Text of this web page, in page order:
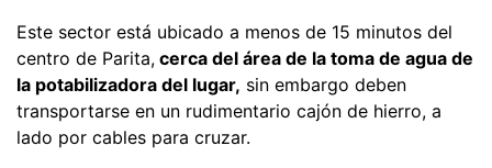
Este sector está ubicado a menos de 15 minutos del
centro de Parita, cerca del área de la toma de agua de
la potabilizadora del lugar, sin embargo deben
transportarse en un rudimentario cajón de hierro, a
lado por cables para cruzar.